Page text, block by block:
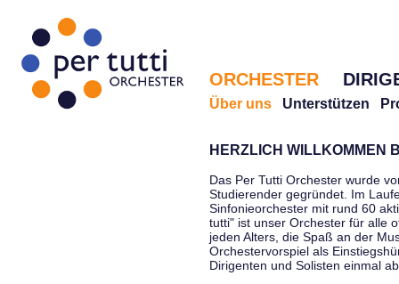
ORCHESTER
Über uns Unterstützen
HERZLICH WILLKOMMEN
Das Per Tutti Orchester wurde
Studierender gegründet. Im
Sinfonieorchester mit rund 60
tutti" ist unser Orchester für alle
jeden Alters, die Spaß an der
Orchestervorspiel als
Dirigenten und Solisten einmal